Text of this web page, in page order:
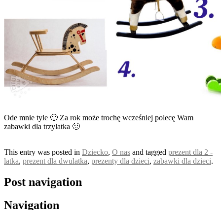
Ode mnie tyle 🙂 Za rok może trochę wcześniej polecę Wam
zabawki dla trzylatka 🙂
This entry was posted in Dziecko, O nas and tagged prezent dla 2 -
latka, prezent dla dwulatka, prezenty dla dzieci, zabawki dla dzieci.
Post navigation
Navigation